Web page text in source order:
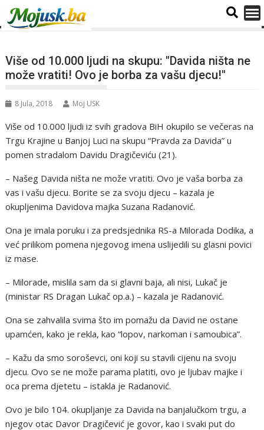
Više od 10.000 ljudi na skupu: "Davida ništa ne
može vratiti! Ovo je borba za vašu djecu!"
8 Jula, 2018 Moj USK
Više od 10.000 ljudi iz svih gradova BiH okupilo se večeras na
Trgu Krajine u Banjoj Luci na skupu “Pravda za Davida” u
pomen stradalom Davidu Dragičeviću (21).
– Našeg Davida ništa ne može vratiti. Ovo je vaša borba za
vas i vašu djecu. Borite se za svoju djecu – kazala je
okupljenima Davidova majka Suzana Radanović.
Ona je imala poruku i za predsjednika RS-a Milorada Dodika, a
već prilikom pomena njegovog imena uslijedili su glasni povici
iz mase.
– Milorade, mislila sam da si glavni baja, ali nisi, Lukač je
(ministar RS Dragan Lukač op.a.) – kazala je Radanović.
Ona se zahvalila svima što im pomažu da David ne ostane
upamćen, kako je rekla, kao “lopov, narkoman i samoubica”.
– Kažu da smo soroševci, oni koji su stavili cijenu na svoju
djecu. Ovo se ne može parama platiti, ovo je ljubav majke i
oca prema djetetu – istakla je Radanović.
Ovo je bilo 104. okupljanje za Davida na banjalučkom trgu, a
njegov otac Davor Dragičević je govor, kao i svaki put do